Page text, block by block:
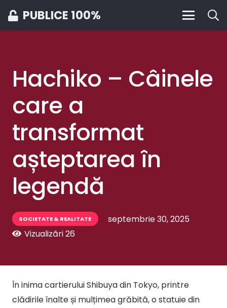
PUBLICE 100%
Hachiko – Câinele
care a
transformat
așteptarea în
legendă
SOCIETATE & REALITATE
septembrie 30, 2025
Vizualizări26
În inima cartierului Shibuya din Tokyo, printre
clădirile înalte și mulțimea grăbită, o statuie din